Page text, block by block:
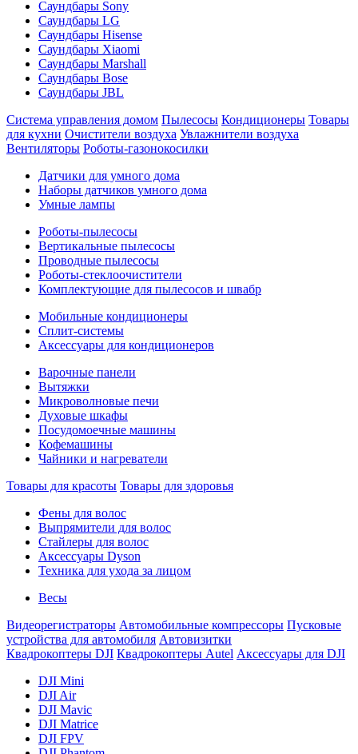
Саундбары Sony
Саундбары LG
Саундбары Hisense
Саундбары Xiaomi
Саундбары Marshall
Саундбары Bose
Саундбары JBL
Система управления домом Пылесосы Кондиционеры Товары
для кухни Очистители воздуха Увлажнители воздуха
Вентиляторы Роботы-газонокосилки
Датчики для умного дома
Наборы датчиков умного дома
Умные лампы
Роботы-пылесосы
Вертикальные пылесосы
Проводные пылесосы
Роботы-стеклоочистители
Комплектующие для пылесосов и швабр
Мобильные кондиционеры
Сплит-системы
Аксессуары для кондиционеров
Варочные панели
Вытяжки
Микроволновые печи
Духовые шкафы
Посудомоечные машины
Кофемашины
Чайники и нагреватели
Товары для красоты Товары для здоровья
Фены для волос
Выпрямители для волос
Стайлеры для волос
Аксессуары Dyson
Техника для ухода за лицом
Весы
Видеорегистраторы Автомобильные компрессоры Пусковые
устройства для автомобиля Автовизитки
Квадрокоптеры DJI Квадрокоптеры Autel Аксессуары для DJI
DJI Mini
DJI Air
DJI Mavic
DJI Matrice
DJI FPV